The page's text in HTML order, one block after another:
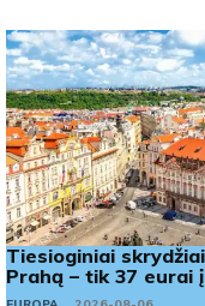
Tiesioginiai
Prahą – tik 37 eurai